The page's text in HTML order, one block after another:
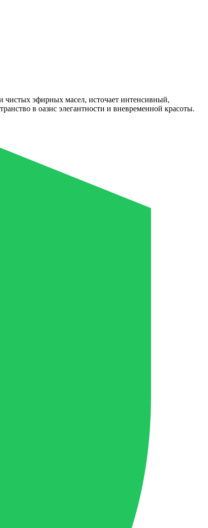
чистых эфирных масел, источает интенсивный,
в оазис элегантности и вневременной красоты.